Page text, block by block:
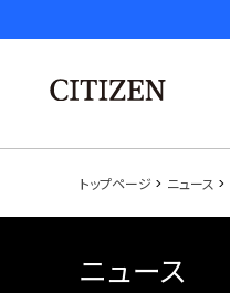
トップページ ニュース
ニュース